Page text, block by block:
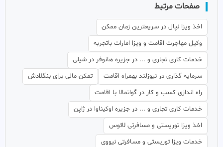
صفحات مرتبط
اخذ ویزا نپال در سریعترین زمان ممکن
وکیل مهاجرت اقامت و ویزا امارات باتجربه
خدمات کاری تجاری و ... در جزیره هانوفر در شیلی
سرمایه گذاری در نیوزلند بهمراه اقامت
تمکن مالی برای بنگلادش
راه اندازی کسب و کار در گواتمالا با اقامت
خدمات کاری تجاری و ... در جزیره اوکیناوا در ژاپن
اخذ ویزا توریستی و مسافرتی لائوس
خدمات ویزا توریستی و مسافرتی نیووی